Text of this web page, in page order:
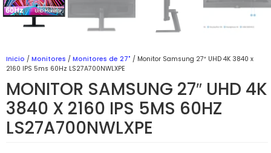
Inicio / Monitores / Monitores de 27" / Monitor Samsung 27″ UHD 4K 3840 x
2160 IPS 5ms 60Hz LS27A700NWLXPE
MONITOR SAMSUNG 27″ UHD 4K
3840 X 2160 IPS 5MS 60HZ
LS27A700NWLXPE